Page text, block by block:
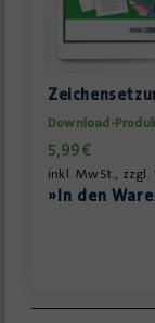
Download-
5,99€
inkl. MwSt., zzgl.
»In den